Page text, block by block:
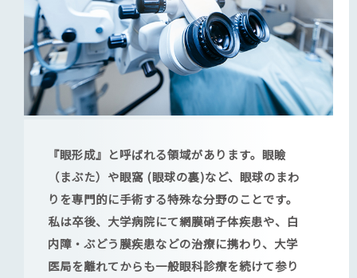
『眼形成』と呼ばれる領域があります。眼瞼
（まぶた）や眼窩 (眼球の裏)など、眼球のまわ
りを専門的に手術する特殊な分野のことです。
私は卒後、大学病院にて網膜硝子体疾患や、白
内障・ぶどう膜疾患などの治療に携わり、大学
医局を離れてからも一般眼科診療を続けて参り